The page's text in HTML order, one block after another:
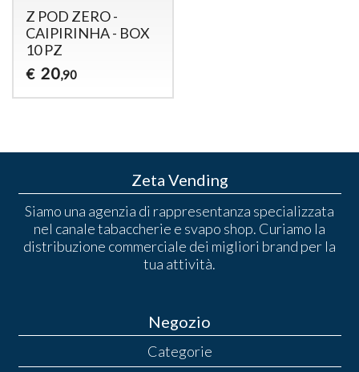
Z POD ZERO -
CAIPIRINHA - BOX
10 PZ
€ 20,90
Zeta Vending
Siamo una agenzia di rappresentanza specializzata
nel canale tabaccherie e svapo shop. Curiamo la
distribuzione commerciale dei migliori brand per la
tua attività.
Negozio
Categorie